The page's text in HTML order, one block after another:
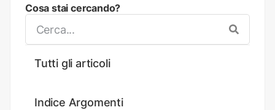
Cosa stai cercando?
Tutti gli articoli
Indice Argomenti